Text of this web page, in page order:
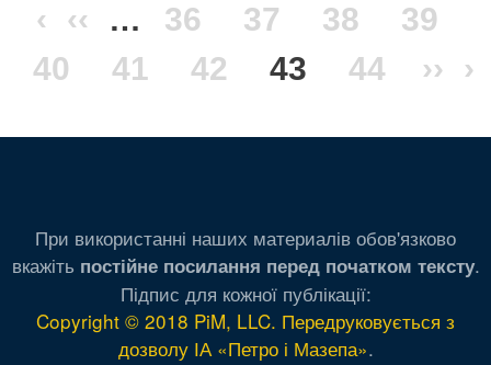
Перша
сторінка
‹
Попередня
сторінка
‹‹ … Сторінка
36 Сторінка
37 Сторінка
38
39
Сторінка
40 Сторінка
41 Сторінка
42
Поточна
43 Сторінка
44 ›› ›
При використанні наших материалів обов'язково
вкажіть постійне посилання перед початком тексту.
Підпис для кожної публікації:
Copyright © 2018 PiM, LLC. Передруковується з
дозволу ІА «Петро і Мазепа».